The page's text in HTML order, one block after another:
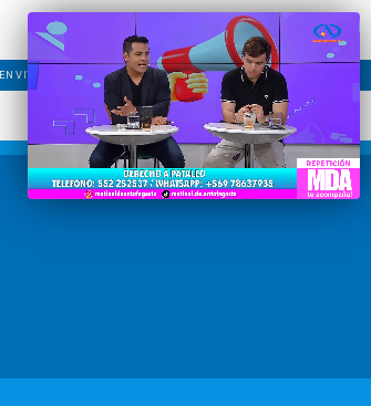
VIVO CONTACTO LÍNEA EDITORIAL